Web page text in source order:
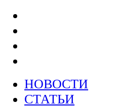
НОВОСТИ
СТАТЬИ